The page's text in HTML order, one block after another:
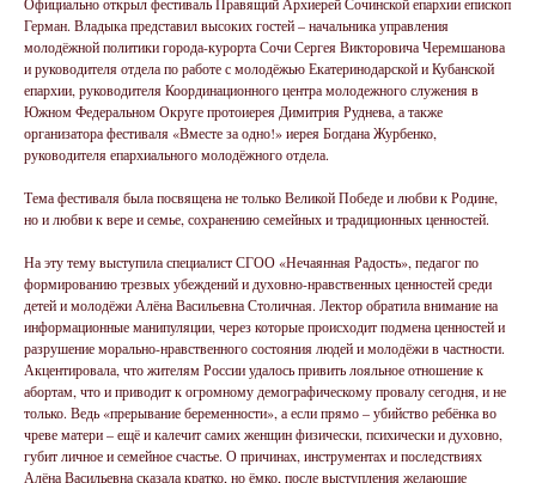
Герман. Владыка представил высоких гостей – начальника управления
молодёжной политики города-курорта Сочи Сергея Викторовича Черемшанова
и руководителя отдела по работе с молодёжью Екатеринодарской и Кубанской
епархии, руководителя Координационного центра молодежного служения в
Южном Федеральном Округе протоиерея Димитрия Руднева, а также
организатора фестиваля «Вместе за одно!» иерея Богдана Журбенко,
руководителя епархиального молодёжного отдела.
Тема фестиваля была посвящена не только Великой Победе и любви к Родине,
но и любви к вере и семье, сохранению семейных и традиционных ценностей.
На эту тему выступила специалист СГОО «Нечаянная Радость», педагог по
формированию трезвых убеждений и духовно-нравственных ценностей среди
детей и молодёжи Алёна Васильевна Столичная. Лектор обратила внимание на
информационные манипуляции, через которые происходит подмена ценностей и
разрушение морально-нравственного состояния людей и молодёжи в частности.
Акцентировала, что жителям России удалось привить лояльное отношение к
абортам, что и приводит к огромному демографическому провалу сегодня, и не
только. Ведь «прерывание беременности», а если прямо – убийство ребёнка во
чреве матери – ещё и калечит самих женщин физически, психически и духовно,
губит личное и семейное счастье. О причинах, инструментах и последствиях
Алёна Васильевна сказала кратко, но ёмко, после выступления желающие